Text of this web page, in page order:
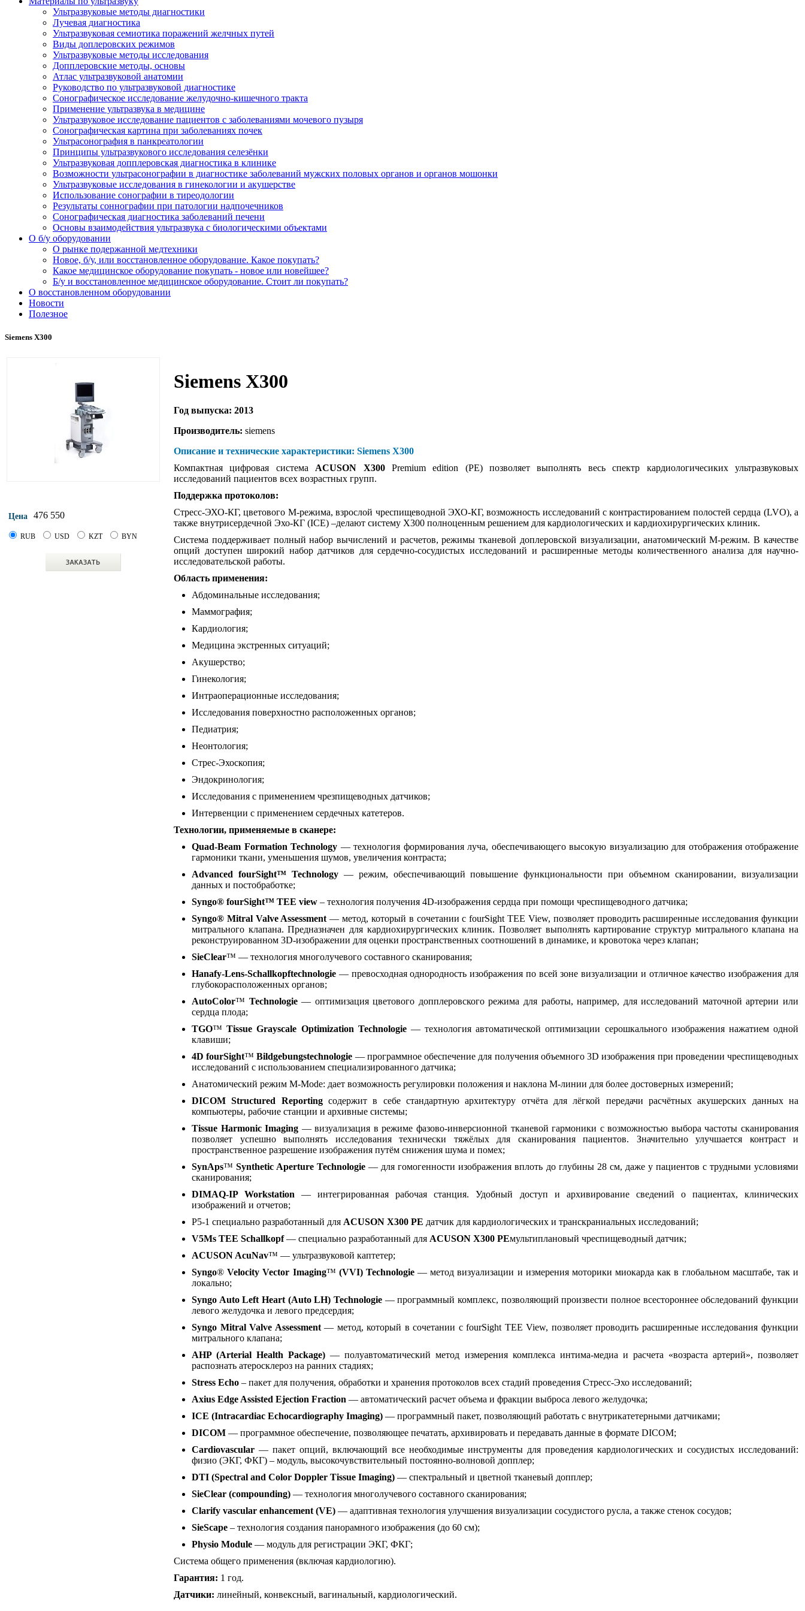
Ультразвуковые методы диагностики
Лучевая диагностика
Ультразвуковая семиотика поражений желчных путей
Виды доплеровских режимов
Ультразвуковые методы исследования
Допплеровские методы, основы
Атлас ультразвуковой анатомии
Руководство по ультразвуковой диагностике
Сонографическое исследование желудочно-кишечного тракта
Применение ультразвука в медицине
Ультразвуковое исследование пациентов с заболеваниями мочевого пузыря
Сонографическая картина при заболеваниях почек
Ультрасонография в панкреатологии
Принципы ультразвукового исследования селезёнки
Ультразвуковая допплеровская диагностика в клинике
Возможности ультрасонографии в диагностике заболеваний мужских половых органов и органов мошонки
Ультразвуковые исследования в гинекологии и акушерстве
Использование сонографии в тиреодологии
Результаты соннографии при патологии надпочечников
Сонографическая диагностика заболеваний печени
Основы взаимодействия ультразвука с биологическими объектами
O б/у оборудовании
О рынке подержанной медтехники
Новое, б/у, или восстановленное оборудование. Какое покупать?
Какое медицинское оборудование покупать - новое или новейшее?
Б/у и восстановленное медицинское оборудование. Стоит ли покупать?
О восстановленном оборудовании
Новости
Полезное
Siemens X300
Цена 476 550
RUB USD KZT BYN
Siemens X300
Год выпуска: 2013
Производитель: siemens
Описание и технические характеристики: Siemens X300
Компактная цифровая система ACUSON X300Premium edition (PE) позволяет выполнять весь спектр кардиологичесиких ультразвуковых
исследований пациентов всех возрастных групп.
Поддержка протоколов:
Стресс-ЭХО-КГ, цветового М-режима, взрослой чреспищеводной ЭХО-КГ, возможность исследований с контрастированием полостей сердца (LVO), а
также внутрисердечной Эхо-КГ (ICE) –делают систему Х300 полноценным решением для кардиологических и кардиохирургических клиник.
Система поддерживает полный набор вычислений и расчетов, режимы тканевой доплеровской визуализации, анатомический М-режим. В качестве
опций доступен широкий набор датчиков для сердечно-сосудистых исследований и расширенные методы количественного анализа для научно-
исследовательской работы.
Область применения:
Абдоминальные исследования;
Маммография;
Кардиология;
Медицина экстренных ситуаций;
Акушерство;
Гинекология;
Интраоперационные исследования;
Исследования поверхностно расположенных органов;
Педиатрия;
Неонтология;
Стрес-Эхоскопия;
Эндокринология;
Исследования с применением чрезпищеводных датчиков;
Интервенции с применением сердечных катетеров.
Технологии, применяемые в сканере:
Quad-Beam Formation Technology — технология формирования луча, обеспечивающего высокую визуализацию для отображения отображение
гармоники ткани, уменьшения шумов, увеличения контраста;
Advanced fourSight™ Technology— режим, обеспечивающий повышение функциональности при объемном сканировании, визуализации
данных и постобработке;
Syngo® fourSight™ TEE view – технология получения 4D-изображения сердца при помощи чреспищеводного датчика;
Syngo® Mitral Valve Assessment — метод, который в сочетании с fourSight TEE View, позволяет проводить расширенные исследования функции
митрального клапана. Предназначен для кардиохирургических клиник. Позволяет выполнять картирование структур митрального клапана на
реконструированном 3D-изображении для оценки пространственных соотношений в динамике, и кровотока через клапан;
SieClear™ — технология многолучевого составного сканирования;
Hanafy-Lens-Schallkopftechnologie — превосходная однородность изображения по всей зоне визуализации и отличное качество изображения для
глубокорасположенных органов;
AutoColor™ Technologie— оптимизация цветового допплеровского режима для работы, например, для исследований маточной артерии или
сердца плода;
TGO™ Tissue Grayscale Optimization Technologie— технология автоматической оптимизации серошкального изображения нажатием одной
клавиши;
4D fourSight™ Bildgebungstechnologie — программное обеспечение для получения объемного 3D изображения при проведении чреспищеводных
исследований с использованием специализированного датчика;
Анатомический режим M-Mode: дает возможность регулировки положения и наклона М-линии для более достоверных измерений;
DICOM Structured Reportingсодержит в себе стандартную архитектуру отчёта для лёгкой передачи расчётных акушерских данных на
компьютеры, рабочие станции и архивные системы;
Tissue Harmonic Imaging — визуализация в режиме фазово-инверсионной тканевой гармоники с возможностью выбора частоты сканирования
позволяет успешно выполнять исследования технически тяжёлых для сканирования пациентов. Значительно улучшается контраст и
пространственное разрешение изображения путём снижения шума и помех;
SynAps™ Synthetic Aperture Technologie — для гомогенности изображения вплоть до глубины 28 см, даже у пациентов с трудными условиями
сканирования;
DIMAQ-IP Workstation — интегрированная рабочая станция. Удобный доступ и архивирование сведений о пациентах, клинических
изображений и отчетов;
P5-1 специально разработанный для ACUSON X300 PE датчик для кардиологических и транскраниальных исследований;
V5Ms TEE Schallkopf— специально разработанный для ACUSON X300 PEмультиплановый чреспищеводный датчик;
ACUSON AcuNav™ — ультразвуковой каптетер;
Syngo® Velocity Vector Imaging™ (VVI) Technologie— метод визуализации и измерения моторики миокарда как в глобальном масштабе, так и
локально;
Syngo Auto Left Heart (Auto LH) Technologie — программный комплекс, позволяющий произвести полное всестороннее обследований функции
левого желудочка и левого предсердия;
Syngo Mitral Valve Assessment— метод, который в сочетании с fourSight TEE View, позволяет проводить расширенные исследования функции
митрального клапана;
AHP (Arterial Health Package) — полуавтоматический метод измерения комплекса интима-медиа и расчета «возраста артерий», позволяет
распознать атеросклероз на ранних стадиях;
Stress Echo – пакет для получения, обработки и хранения протоколов всех стадий проведения Стресс-Эхо исследований;
Axius Edge Assisted Ejection Fraction — автоматический расчет объема и фракции выброса левого желудочка;
ICE (Intracardiac Echocardiography Imaging) — программный пакет, позволяющий работать с внутрикатетерными датчиками;
DICOM — программное обеспечение, позволяющее печатать, архивировать и передавать данные в формате DICOM;
Cardiovascular — пакет опций, включающий все необходимые инструменты для проведения кардиологических и сосудистых исследований:
физио (ЭКГ, ФКГ) – модуль, высокочувствительный постоянно-волновой допплер;
DTI (Spectral and Color Doppler Tissue Imaging) — спектральный и цветной тканевый допплер;
SieClear (compounding) — технология многолучевого составного сканирования;
Clarify vascular enhancement (VE) — адаптивная технология улучшения визуализации сосудистого русла, а также стенок сосудов;
SieScape – технология создания панорамного изображения (до 60 см);
Physio Module — модуль для регистрации ЭКГ, ФКГ;
Система общего применения (включая кардиологию).
Гарантия: 1 год.
Датчики: линейный, конвексный, вагинальный, кардиологический.